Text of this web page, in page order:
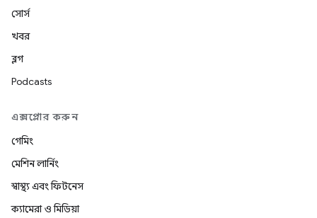
সোর্স
খবর
ব্লগ
Podcasts
এক্সপ্লোর করুন
গেমিং
মেশিন লার্নিং
স্বাস্থ্য এবং ফিটনেস
ক্যামেরা ও মিডিয়া